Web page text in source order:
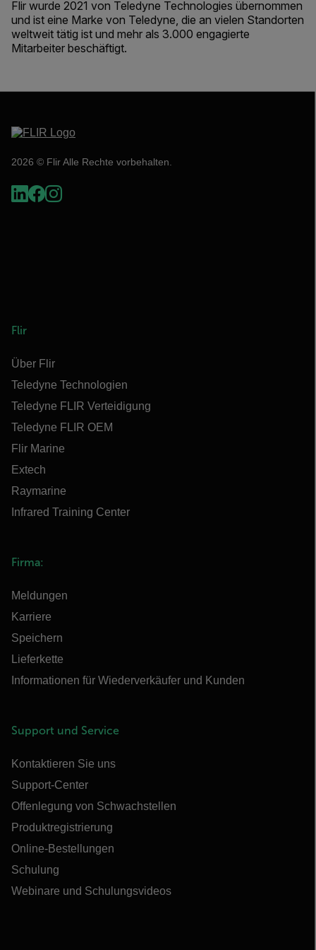
Flir wurde 2021 von Teledyne Technologies übernommen
und ist eine Marke von Teledyne, die an vielen Standorten
weltweit tätig ist und mehr als 3.000 engagierte
Mitarbeiter beschäftigt.
2026 © Flir Alle Rechte vorbehalten.
Flir
Über Flir
Teledyne Technologien
Teledyne FLIR Verteidigung
Teledyne FLIR OEM
Flir Marine
Extech
Raymarine
Infrared Training Center
Firma:
Meldungen
Karriere
Speichern
Lieferkette
Informationen für Wiederverkäufer und Kunden
Support und Service
Kontaktieren Sie uns
Support-Center
Offenlegung von Schwachstellen
Produktregistrierung
Online-Bestellungen
Schulung
Webinare und Schulungsvideos